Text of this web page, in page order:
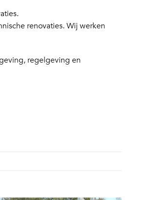
renovaties. Wij werken
regelgeving en